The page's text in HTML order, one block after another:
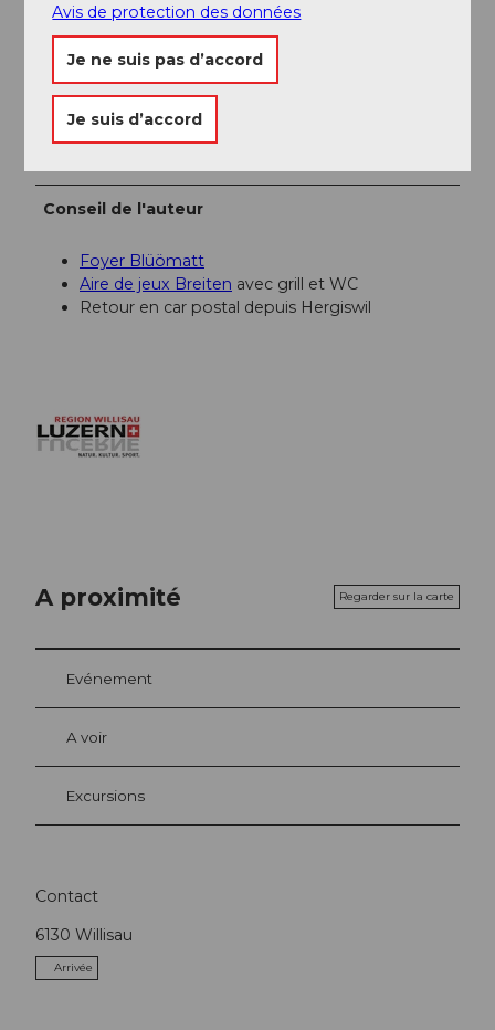
Auteur(e)
Willisau Tourismus
Organisation
Conseil de l'auteur
Foyer Blüömatt
Aire de jeux Breiten avec grill et WC
Retour en car postal depuis Hergiswil
A proximité Regarder sur la carte
Evénement
A voir
Excursions
Contact
6130 Willisau
Arrivée
Avis de protection des données
Je ne suis pas d’accord
Je suis d’accord